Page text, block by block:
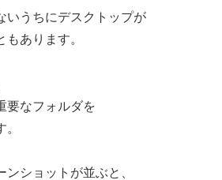
いうちにデスクトップが
あります。
要なフォルダを
ショットが並ぶと、